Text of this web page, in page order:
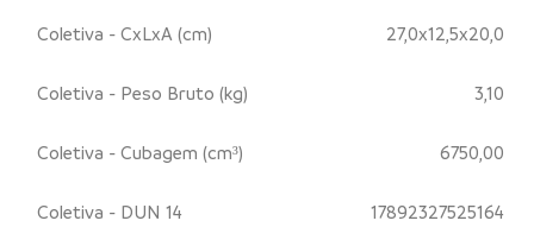
Coletiva - CxLxA (cm) 27,0x12,5x20,0
Coletiva - Peso Bruto (kg) 3,10
Coletiva - Cubagem (cm³) 6750,00
Coletiva - DUN 14 17892327525164